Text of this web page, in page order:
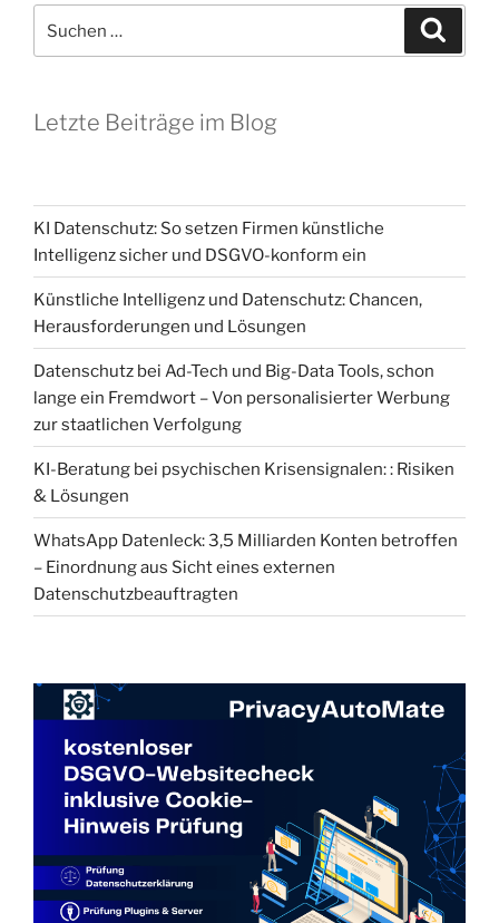
nach:
Letzte Beiträge im Blog
KI Datenschutz: So setzen Firmen künstliche
Intelligenz sicher und DSGVO-konform ein
Künstliche Intelligenz und Datenschutz: Chancen,
Herausforderungen und Lösungen
Datenschutz bei Ad-Tech und Big-Data Tools, schon
lange ein Fremdwort – Von personalisierter Werbung
zur staatlichen Verfolgung
KI-Beratung bei psychischen Krisensignalen: : Risiken
& Lösungen
WhatsApp Datenleck: 3,5 Milliarden Konten betroffen
– Einordnung aus Sicht eines externen
Datenschutzbeauftragten